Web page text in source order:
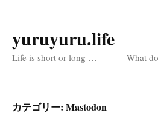
コ
ン
yuruyuru.life
Life is short or long … What do
カテゴリー: Mastodon